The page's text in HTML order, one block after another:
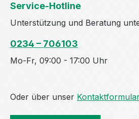
Service-Hotline
Unterstützung und Beratung
0234 – 706103
Mo-Fr, 09:00 - 17:00 Uhr
Oder über unser Kontaktformular